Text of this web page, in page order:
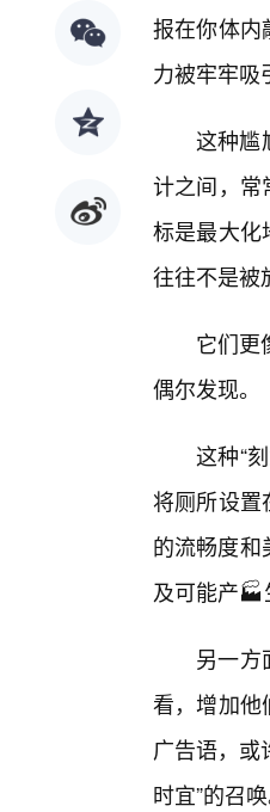
报在你体内
力被牢牢吸
这种尴
计之间，常
标是最大化
往往不是被
它们更
偶尔发现。
这种“
将厕所设置
的流畅度
及可能产🏭
另一方
看，增加他
广告语，或
时宜”的召唤